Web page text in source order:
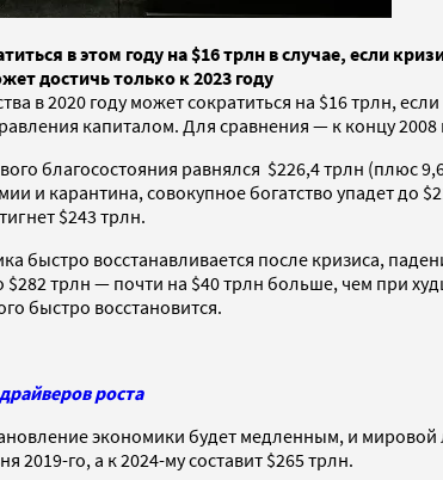
в этом году на $16 трлн в случае, если
достичь только к 2023 году
в 2020 году может сократиться на $16 трлн,
капиталом. Для сравнения — к концу
благосостояния равнялся $226,4 трлн (плюс
и карантина, совокупное богатство упадет до
$243 трлн.
быстро восстанавливается после кризиса,
$282 трлн — почти на $40 трлн больше, чем при
быстро восстановится.
роста
экономики будет медленным, и
2019-го, а к 2024-му составит $265 трлн.